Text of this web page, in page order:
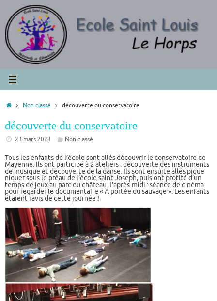
contenu
AccueilNon classé découverte du conservatoire
découverte du conservatoire
23 mars 2023 Non classé
Tous les enfants de l’école sont allés découvrir le conservatoire de
Mayenne. Ils ont participé à 2 ateliers : découverte des instruments
de musique et découverte de la danse. Ils sont ensuite allés pique
niquer sous le préau de l’école saint Joseph, puis ont profité d’un
temps de jeux au parc du château. L’après-midi : séance de cinéma
pour regarder le documentaire « A portée du sauvage ». Les enfants
étaient ravis de cette journée !